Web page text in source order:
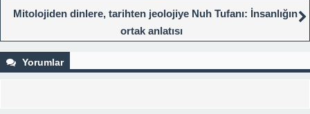
Mitolojiden dinlere, tarihten jeolojiye Nuh Tufanı: İnsanlığın
ortak anlatısı
Yorumlar